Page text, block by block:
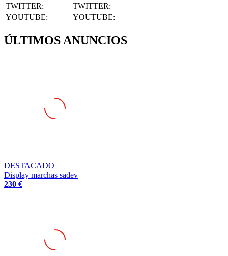
TWITTER:
TWITTER:
YOUTUBE: YOUTUBE:
ÚLTIMOS ANUNCIOS
DESTACADO
Display marchas sadev
230 €